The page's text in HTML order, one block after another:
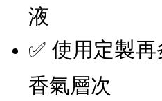
液
✅ 使用定製
香氣層次